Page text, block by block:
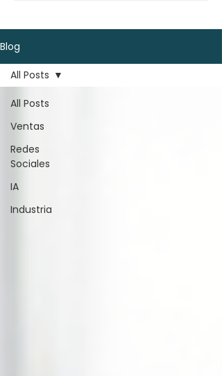
Blog
All Posts
Ventas
Redes
Sociales
IA
Industria
All Posts